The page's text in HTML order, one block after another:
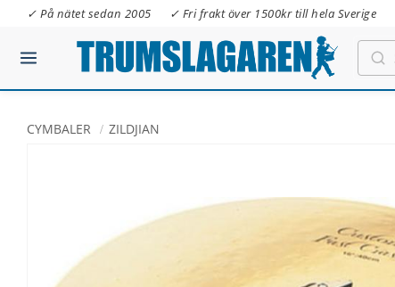
✓ På nätet sedan 2005 ✓ Fri frakt över 1500kr till hela Sverige
CYMBALER ZILDJIAN